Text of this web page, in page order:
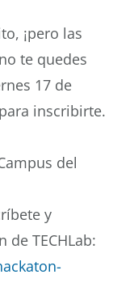
¡pero las
te quedes
17 de
inscribirte.
del
y
TECHLab: